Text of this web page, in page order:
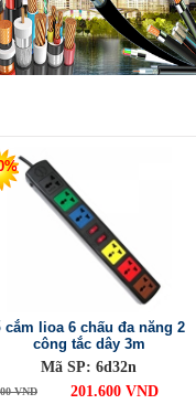
cắm lioa 6 chấu đa năng 2
công tắc dây 3m
Mã SP: 6d32n
VND 201.600 VND